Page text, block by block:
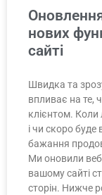
нових
сайті
Швидка та
впливає на те,
клієнтом. Коли
і чи скоро буде
бажання
Ми оновили
вашому сайті
сторін. Нижче